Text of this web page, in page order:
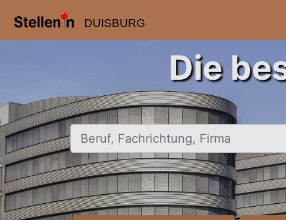
DUISBURG
Die
Beruf, Fachrichtung, Firma